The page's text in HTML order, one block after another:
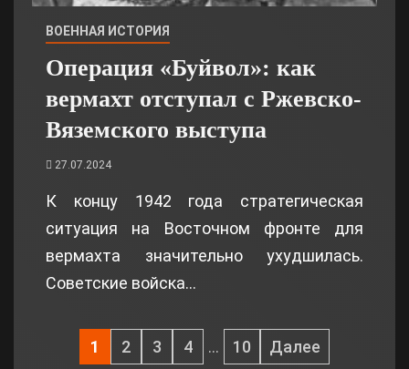
ВОЕННАЯ ИСТОРИЯ
Операция «Буйвол»: как
вермахт отступал с Ржевско-
Вяземского выступа
27.07.2024
К концу 1942 года стратегическая
ситуация на Восточном фронте для
вермахта значительно ухудшилась.
Советские войска…
1 2 3 4 … 10 Далее